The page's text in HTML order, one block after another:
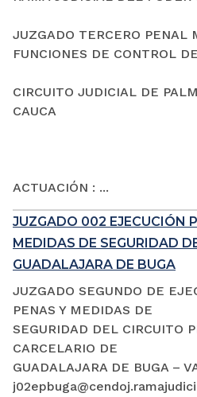
JUZGADO TERCERO PENAL
FUNCIONES DE CONTROL
CIRCUITO JUDICIAL DE
CAUCA
ACTUACIÓN : ...
JUZGADO 002 EJECUCIÓN
MEDIDAS DE SEGURIDAD
GUADALAJARA DE BUGA
JUZGADO SEGUNDO DE
PENAS Y MEDIDAS DE
SEGURIDAD DEL CIRCUITO
CARCELARIO DE
GUADALAJARA DE BUGA –